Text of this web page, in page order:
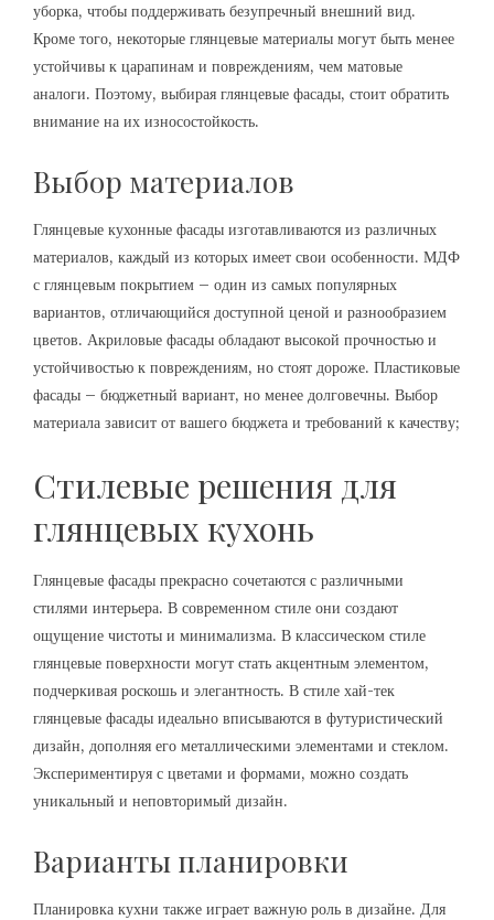
уборка, чтобы поддерживать безупречный внешний вид.
Кроме того, некоторые глянцевые материалы могут быть менее
устойчивы к царапинам и повреждениям, чем матовые
аналоги. Поэтому, выбирая глянцевые фасады, стоит обратить
внимание на их износостойкость.
Выбор материалов
Глянцевые кухонные фасады изготавливаются из различных
материалов, каждый из которых имеет свои особенности. МДФ
с глянцевым покрытием – один из самых популярных
вариантов, отличающийся доступной ценой и разнообразием
цветов. Акриловые фасады обладают высокой прочностью и
устойчивостью к повреждениям, но стоят дороже. Пластиковые
фасады – бюджетный вариант, но менее долговечны. Выбор
материала зависит от вашего бюджета и требований к качеству;
Стилевые решения для
глянцевых кухонь
Глянцевые фасады прекрасно сочетаются с различными
стилями интерьера. В современном стиле они создают
ощущение чистоты и минимализма. В классическом стиле
глянцевые поверхности могут стать акцентным элементом,
подчеркивая роскошь и элегантность. В стиле хай-тек
глянцевые фасады идеально вписываются в футуристический
дизайн, дополняя его металлическими элементами и стеклом.
Экспериментируя с цветами и формами, можно создать
уникальный и неповторимый дизайн.
Варианты планировки
Планировка кухни также играет важную роль в дизайне. Для